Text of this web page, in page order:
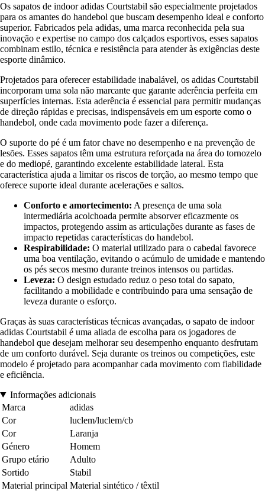
Os sapatos de indoor adidas Courtstabil são especialmente projetados
para os amantes do handebol que buscam desempenho ideal e conforto
superior. Fabricados pela adidas, uma marca reconhecida pela sua
inovação e expertise no campo dos calçados esportivos, esses sapatos
combinam estilo, técnica e resistência para atender às exigências deste
esporte dinâmico.
Projetados para oferecer estabilidade inabalável, os adidas Courtstabil
incorporam uma sola não marcante que garante aderência perfeita em
superfícies internas. Esta aderência é essencial para permitir mudanças
de direção rápidas e precisas, indispensáveis em um esporte como o
handebol, onde cada movimento pode fazer a diferença.
O suporte do pé é um fator chave no desempenho e na prevenção de
lesões. Esses sapatos têm uma estrutura reforçada na área do tornozelo
e do mediopé, garantindo excelente estabilidade lateral. Esta
característica ajuda a limitar os riscos de torção, ao mesmo tempo que
oferece suporte ideal durante acelerações e saltos.
Conforto e amortecimento: A presença de uma sola
intermediária acolchoada permite absorver eficazmente os
impactos, protegendo assim as articulações durante as fases de
impacto repetidas características do handebol.
Respirabilidade: O material utilizado para o cabedal favorece
uma boa ventilação, evitando o acúmulo de umidade e mantendo
os pés secos mesmo durante treinos intensos ou partidas.
Leveza: O design estudado reduz o peso total do sapato,
facilitando a mobilidade e contribuindo para uma sensação de
leveza durante o esforço.
Graças às suas características técnicas avançadas, o sapato de indoor
adidas Courtstabil é uma aliada de escolha para os jogadores de
handebol que desejam melhorar seu desempenho enquanto desfrutam
de um conforto durável. Seja durante os treinos ou competições, este
modelo é projetado para acompanhar cada movimento com fiabilidade
e eficiência.
Informações adicionais
Marca
adidas
Cor
luclem/luclem/cb
Cor
Laranja
Género
Homem
Grupo etário
Adulto
Sortido
Stabil
Material principal Material sintético / têxtil